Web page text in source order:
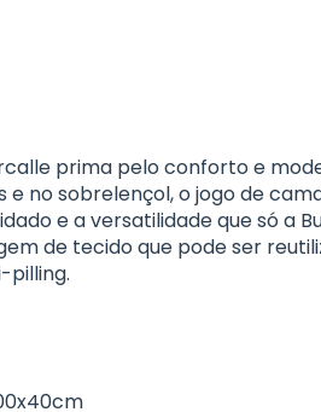
prima pelo conforto e
no sobrelençol, o jogo de
e a versatilidade que só a
de tecido que pode ser
pilling.